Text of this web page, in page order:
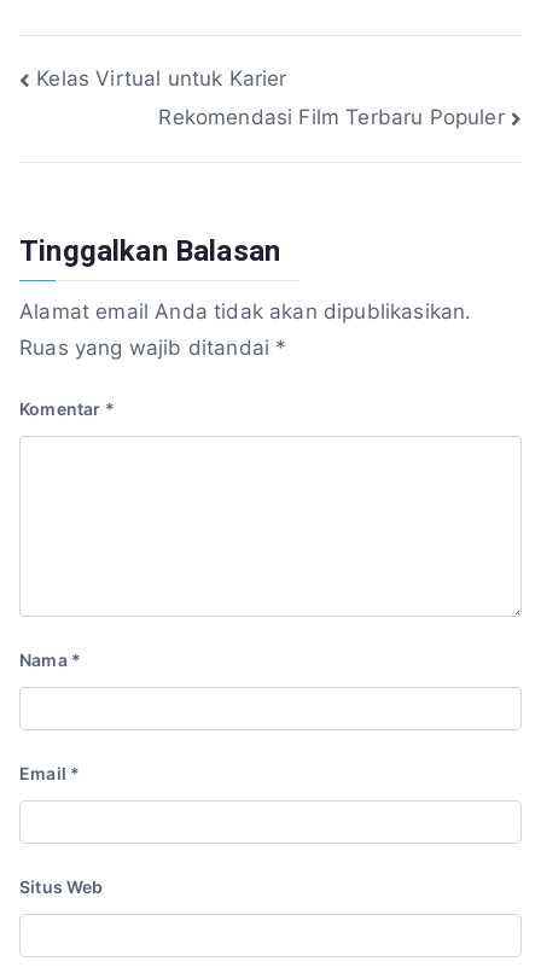
Navigasi
Kelas Virtual untuk Karier
Rekomendasi Film Terbaru Populer
Tinggalkan Balasan
Alamat email Anda tidak akan dipublikasikan.
Ruas yang wajib ditandai *
Komentar *
Nama *
Email *
Situs Web